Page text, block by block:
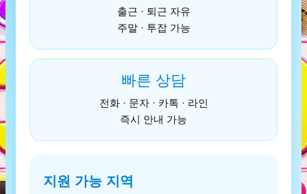
출근 · 퇴근 자유
주말 · 투잡 가능
빠른 상담
전화 · 문자 · 카톡 · 라인
즉시 안내 가능
지원 가능 지역